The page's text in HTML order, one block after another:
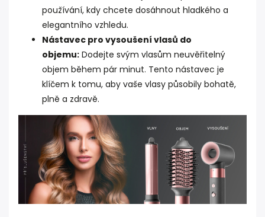
používání, kdy chcete dosáhnout hladkého a
elegantního vzhledu.
Nástavec pro vysoušení vlasů do
objemu: Dodejte svým vlasům neuvěřitelný
objem během pár minut. Tento nástavec je
klíčem k tomu, aby vaše vlasy působily bohatě,
plně a zdravě.